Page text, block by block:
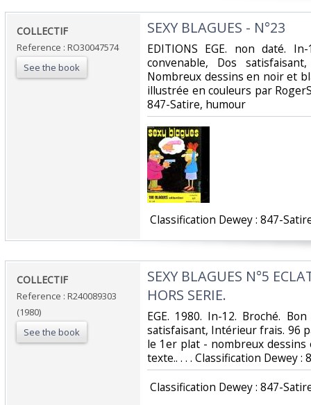
‎COLLECTIF‎
Reference : RO30047574
See the book
‎SEXY BLAGUES - N°23‎
‎EDITIONS EGE. non daté.
convenable, Dos
Nombreux dessins en noir et
illustrée en couleurs par
847-Satire, humour‎
Classification Dewey : 847-
‎COLLECTIF‎
Reference : R240089303
(1980)
See the book
‎SEXY BLAGUES N°5
HORS SERIE.‎
‎EGE. 1980. In-12. Broché.
satisfaisant, Intérieur frais. 96
le 1er plat - nombreux
texte.. . . . Classification Dewey
Classification Dewey : 847-